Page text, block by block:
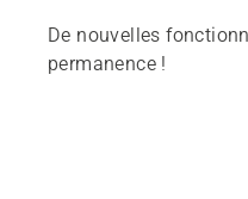
De nouvelles
permanence !